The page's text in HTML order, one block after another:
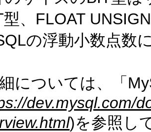
型、FLOAT
の浮動小数点数
については、「
dev.mysql.com/
)を参照し